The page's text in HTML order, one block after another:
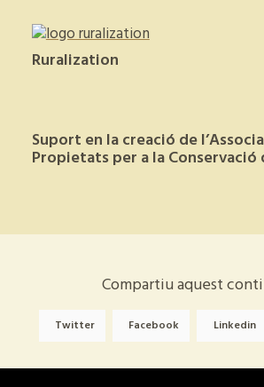
Ruralization
Suport en la creació de
Propietats per a la Conservació
Compartiu aquest
Twitter Facebook Linkedin